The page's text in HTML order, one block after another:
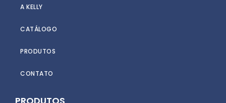
A KELLY
CATÁLOGO
PRODUTOS
CONTATO